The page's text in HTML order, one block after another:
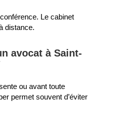
Le cabinet
distance.
avocat à Saint-
ou avant toute
permet souvent d’éviter